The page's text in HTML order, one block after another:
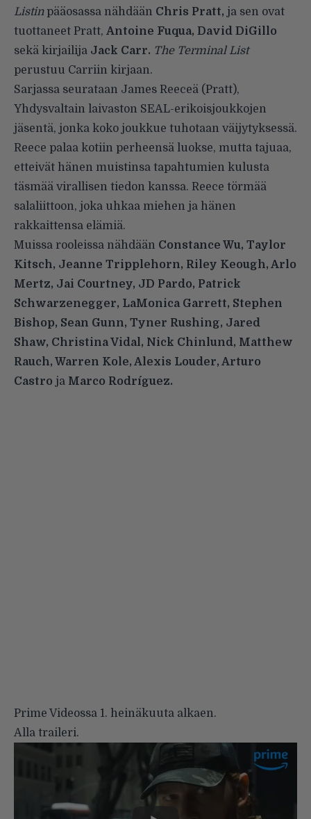
Listinpääosassa nähdään Chris Pratt, ja sen ovat
tuottaneet Pratt, Antoine Fuqua, David DiGillo
sekä kirjailija Jack Carr. The Terminal List
perustuu Carriin kirjaan.
Sarjassa seurataan James Reeceä (Pratt),
Yhdysvaltain laivaston SEAL-erikoisjoukkojen
jäsentä, jonka koko joukkue tuhotaan väijytyksessä.
Reece palaa kotiin perheensä luokse, mutta tajuaa,
etteivät hänen muistinsa tapahtumien kulusta
täsmää virallisen tiedon kanssa. Reece törmää
salaliittoon, joka uhkaa miehen ja hänen
rakkaittensa elämiä.
Muissa rooleissa nähdään Constance Wu, Taylor
Kitsch, Jeanne Tripplehorn, Riley Keough, Arlo
Mertz, Jai Courtney, JD Pardo, Patrick
Schwarzenegger, LaMonica Garrett, Stephen
Bishop, Sean Gunn, Tyner Rushing, Jared
Shaw, Christina Vidal, Nick Chinlund, Matthew
Rauch, Warren Kole, Alexis Louder, Arturo
Castro ja Marco Rodríguez.
Prime Videossa 1. heinäkuuta alkaen.
Alla traileri.